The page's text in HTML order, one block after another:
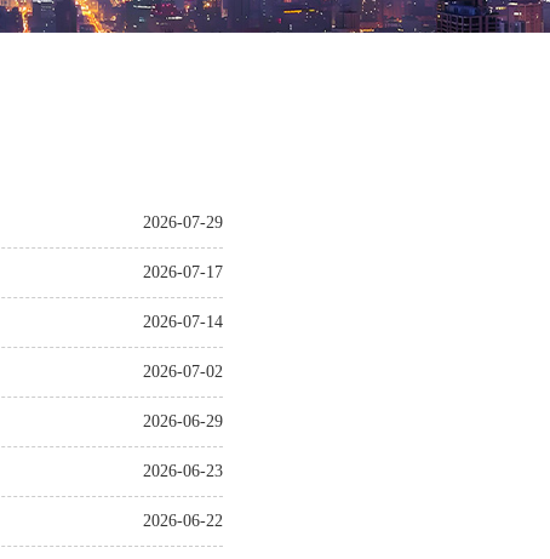
2026-07-29
2026-07-17
2026-07-14
2026-07-02
2026-06-29
2026-06-23
2026-06-22